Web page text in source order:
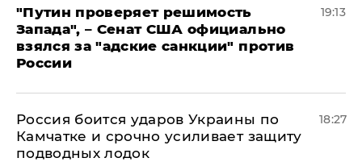
"Путин проверяет решимость
Запада", – Сенат США официально
взялся за "адские санкции" против
России
19:13
Россия боится ударов Украины по
Камчатке и срочно усиливает защиту
подводных лодок
18:27